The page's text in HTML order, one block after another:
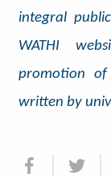
integral
WATHI
promotion
written by